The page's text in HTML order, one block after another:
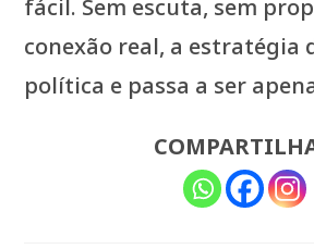
fácil. Sem escuta, sem
conexão real, a estratégia
política e passa a ser